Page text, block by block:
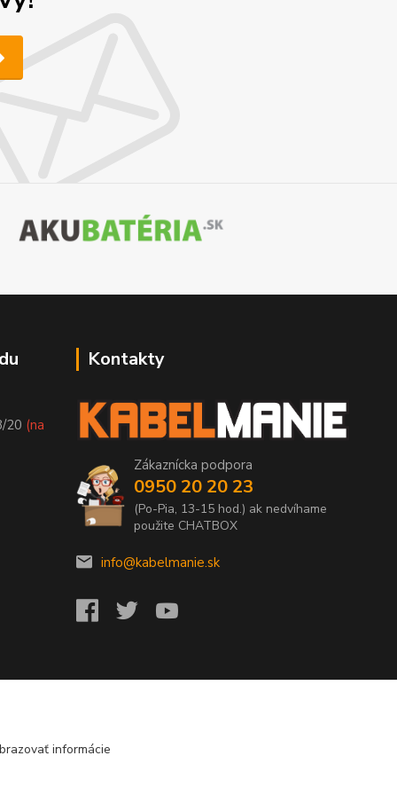
20 (na
Kontakty
Zákaznícka podpora
0950 20 20 23
(Po-Pia, 13-15 hod.) ak nedvíhame
použite CHATBOX
info@kabelmanie.sk
informácie